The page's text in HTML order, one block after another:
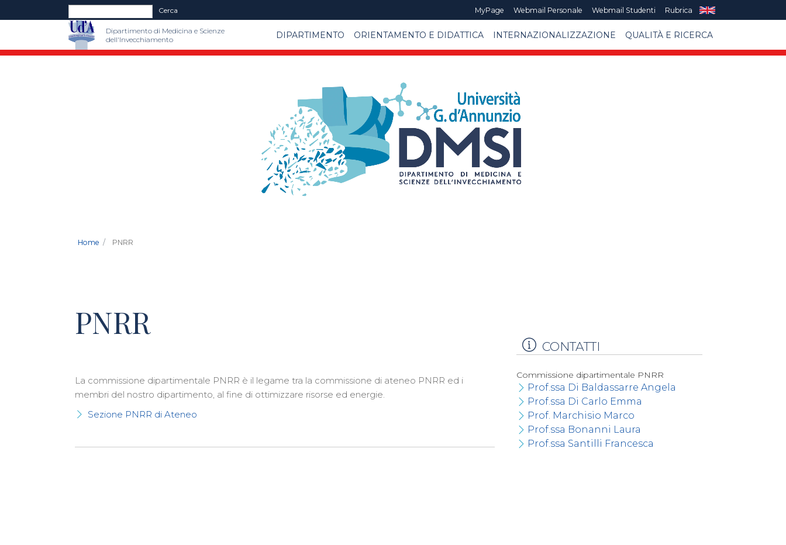
Form di ricerca
Cerca MyPage Webmail Personale Webmail Studenti Rubrica
Dipartimento di Medicina e Scienze
dell'Invecchiamento
DIPARTIMENTO ORIENTAMENTO E DIDATTICA INTERNAZIONALIZZAZIONE QUALITÀ E RICERCA
Home PNRR
PNRR
La commissione dipartimentale PNRR è il legame tra la commissione di ateneo PNRR ed i
membri del nostro dipartimento, al fine di ottimizzare risorse ed energie.
Sezione PNRR di Ateneo
CONTATTI
Commissione dipartimentale PNRR
Prof.ssa Di Baldassarre Angela
Prof.ssa Di Carlo Emma
Prof. Marchisio Marco
Prof.ssa Bonanni Laura
Prof.ssa Santilli Francesca